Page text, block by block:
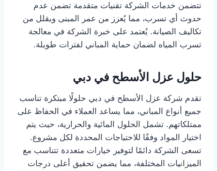
تتضمن خدمات الشركة تقنيات متقدمة تضمن عدم
حدوث أي تسرب، مما يُعزز من عمر المبنى ويقلل من
تكاليف الصيانة. يُعتمد على خبرة الشركة في معالجة
تسرب المياه لضمان حماية المباني لفترات طويلة.
حلول عزل الأسطح في دبي
تقدم شركة عزل الأسطح في دبي حلولًا مبتكرة تناسب
جميع أنواع المباني، مما يساعد العملاء في الحفاظ على
ممتلكاتهم. تشمل الحلول المائية والحرارية، حيث يتم
اختيار المواد وفقًا للاحتياجات المحددة لكل مشروع.
تسعى الشركة دائمًا لتوفير خيارات متعددة تتناسب مع
الميزانيات المختلفة، مما يضمن تحقيق أعلى درجات